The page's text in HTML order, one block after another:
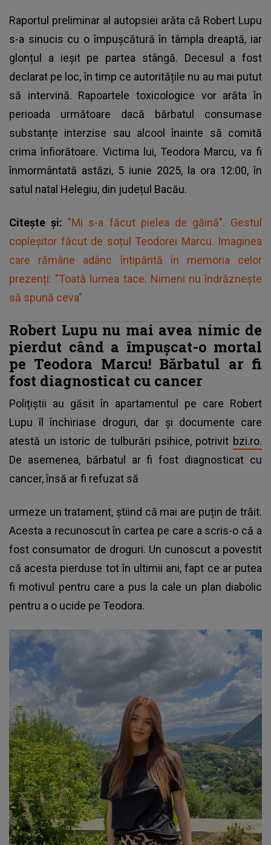
Raportul preliminar al autopsiei arăta că Robert Lupu
s-a sinucis cu o împușcătură în tâmpla dreaptă, iar
glonțul a ieșit pe partea stângă. Decesul a fost
declarat pe loc, în timp ce autoritățile nu au mai putut
să intervină. Rapoartele toxicologice vor arăta în
perioada următoare dacă bărbatul consumase
substanțe interzise sau alcool înainte să comită
crima înfiorătoare. Victima lui, Teodora Marcu, va fi
înmormântată astăzi, 5 iunie 2025, la ora 12:00, în
satul natal Helegiu, din județul Bacău.
Citește și: "Mi s-a făcut pielea de găină". Gestul
copleșitor făcut de soțul Teodorei Marcu. Imaginea
care rămâne adânc întipărită în memoria celor
prezenți: "Toată lumea tace. Nimeni nu îndrăznește
să spună ceva"
Robert Lupu nu mai avea nimic de
pierdut când a împușcat-o mortal
pe Teodora Marcu! Bărbatul ar fi
fost diagnosticat cu cancer
Polițiștii au găsit în apartamentul pe care Robert
Lupu îl închiriase droguri, dar și documente care
atestă un istoric de tulburări psihice, potrivit bzi.ro.
De asemenea, bărbatul ar fi fost diagnosticat cu
cancer, însă ar fi refuzat să
urmeze un tratament, știind că mai are puțin de trăit.
Acesta a recunoscut în cartea pe care a scris-o că a
fost consumator de droguri. Un cunoscut a povestit
că acesta pierduse tot în ultimii ani, fapt ce ar putea
fi motivul pentru care a pus la cale un plan diabolic
pentru a o ucide pe Teodora.